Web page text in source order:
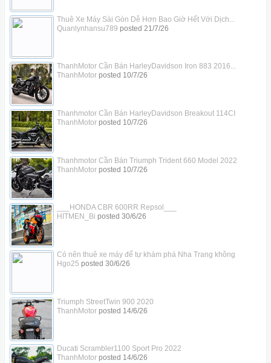
Thuê Xe Máy Sài Gòn Dễ Hơn Bao Giờ Hết Với Dịch...
Quanlynhansu789 posted 21/7/26
ThanhMotor Cần Bán HarleyDavidson Iron 883 2016...
ThanhMotorposted 10/7/26
Thanhmotor Cần Bán HarleyDavidson Breakout 114CI
ThanhMotorposted 10/7/26
Thanhmotor Cần Bán Triumph Trident 660 Model 2022
ThanhMotorposted 10/7/26
___HONDA CBR 600RR Repsol___
HITMEN_Bi posted 30/6/26
Có nên thuê xe máy để tự khám phá Nha Trang không
Hgo25 posted 30/6/26
Triumph StreetTwin 900 2020
ThanhMotorposted 14/6/26
Ducati Scrambler1100 Sport Pro 2022
ThanhMotorposted 14/6/26